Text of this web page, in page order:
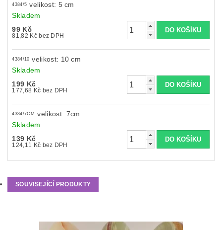
4384/5 velikost: 5 cm
Skladem
99 Kč
81,82 Kč bez DPH
4384/10 velikost: 10 cm
Skladem
199 Kč
177,68 Kč bez DPH
4384/7CM
velikost: 7cm
Skladem
139 Kč
124,11 Kč bez DPH
SOUVISEJÍCÍ PRODUKTY